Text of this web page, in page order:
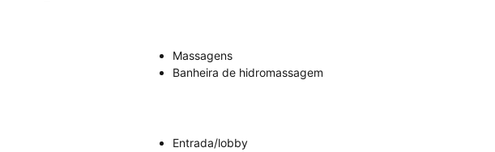
Massagens
Banheira de hidromassagem
Entrada/lobby